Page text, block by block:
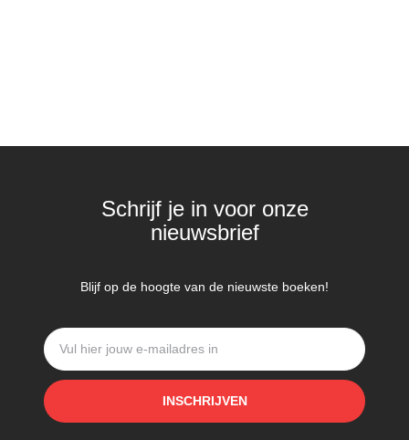
Schrijf je in voor onze
nieuwsbrief
Blijf op de hoogte van de nieuwste boeken!
INSCHRIJVEN